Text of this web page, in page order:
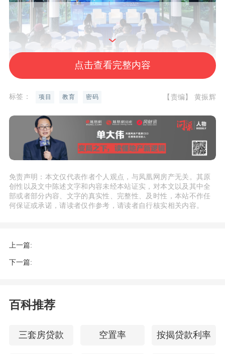
项目深知教育是家庭的核心关切点，是构
动特邀珠海市文园中学教育集团副校长周
玲、华发教育集团容闳幼儿园园长刘晓
花、珠海青少年社会实践教育平台绿格子
创始人王玲芝三位教育界资深嘉宾莅临，
与众多华发·珠海湾的业主代表们共聚一
堂，深入探讨新时代下的教育理念与成长
名师论道
在教育大咖交流环节中，三位嘉宾从不同
学段、不同视角分享了她们的真知灼见，
点击查看完整内容
标签： 项目 教育 密码 【责编】 黄振辉
免责声明：本文仅代表作者个人观点，与凤凰网房产无关。其原
创性以及文中陈述文字和内容未经本站证实，对本文以及其中全
部或者部分内容、文字的真实性、完整性、及时性，本站不作任
何保证或承诺，请读者仅作参考，请读者自行核实相关内容。
上一篇:
下一篇:
百科推荐
三套房贷款 空置率 按揭贷款利率